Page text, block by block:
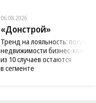
06.08.2026
«Донстрой»
Тренд на лояльность:
недвижимости бизнес-класса
из 10 случаев остаются
в сегменте